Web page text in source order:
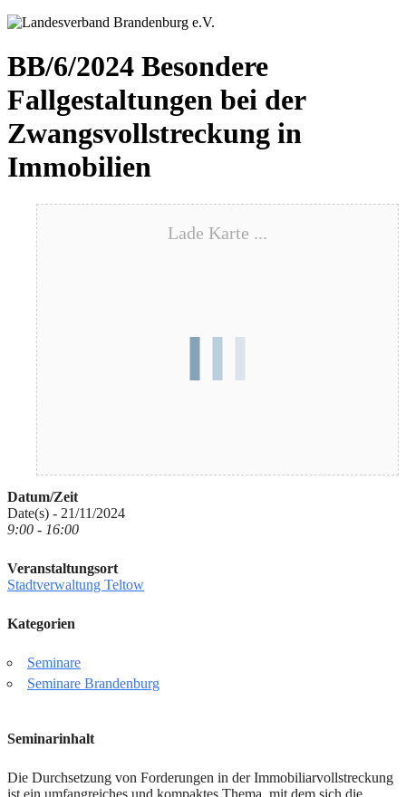
BB/6/2024 Besondere
Fallgestaltungen bei der
Zwangsvollstreckung in
Immobilien
Lade Karte ...
Datum/Zeit
Date(s) - 21/11/2024
9:00 - 16:00
Veranstaltungsort
Stadtverwaltung Teltow
Kategorien
Seminare
Seminare Brandenburg
Seminarinhalt
Die Durchsetzung von Forderungen in der Immobiliarvollstreckung
ist ein umfangreiches und kompaktes Thema, mit dem sich die